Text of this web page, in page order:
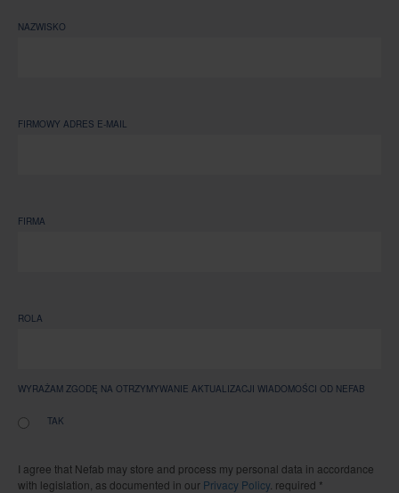
NAZWISKO
FIRMOWY ADRES E-MAIL
FIRMA
ROLA
WYRAŻAM ZGODĘ NA OTRZYMYWANIE AKTUALIZACJI WIADOMOŚCI OD NEFAB
TAK
I agree that Nefab may store and process my personal data in accordance
with legislation, as documented in our Privacy Policy. required *